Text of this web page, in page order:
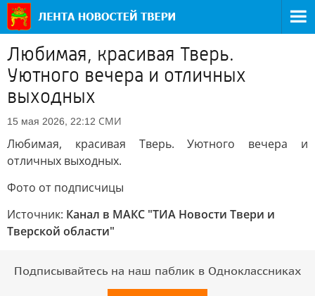
Любимая, красивая Тверь.
Уютного вечера и отличных
выходных
15 мая 2026, 22:12 СМИ
Любимая, красивая Тверь. Уютного вечера и
отличных выходных.
Фото от подписчицы
Источник: Канал в МАКС "ТИА Новости Твери и
Тверской области"
Подписывайтесь на наш паблик в Одноклассниках